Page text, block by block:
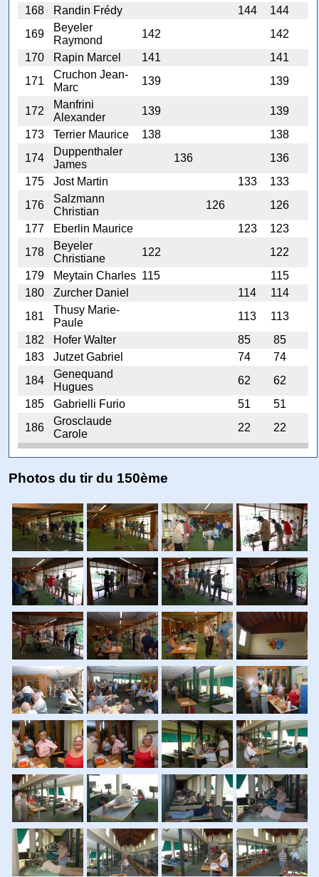
168
Randin Frédy 144
144
169
Beyeler
Raymond
142
142
170
Rapin Marcel 141
141
171
Cruchon Jean-
Marc
139 139
172
Manfrini
Alexander
139
139
173
Terrier Maurice 138
138
174
Duppenthaler
James
136
136
175
Jost Martin 133
133
176
Salzmann
Christian
126
126
177
Eberlin Maurice 123
123
178
Beyeler
Christiane
122
122
179
Meytain Charles 115
115
180
Zurcher Daniel 114
114
181
Thusy Marie-
Paule
113
113
182
Hofer Walter 85
85
183
Jutzet Gabriel 74
74
184
Genequand
Hugues
62
62
185
Gabrielli Furio 51
51
186
Grosclaude
Carole
22 22
Photos du tir du 150ème